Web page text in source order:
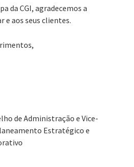
da CGI, agradecemos a
e aos seus clientes.
de Administração e Vice-
Estratégico e